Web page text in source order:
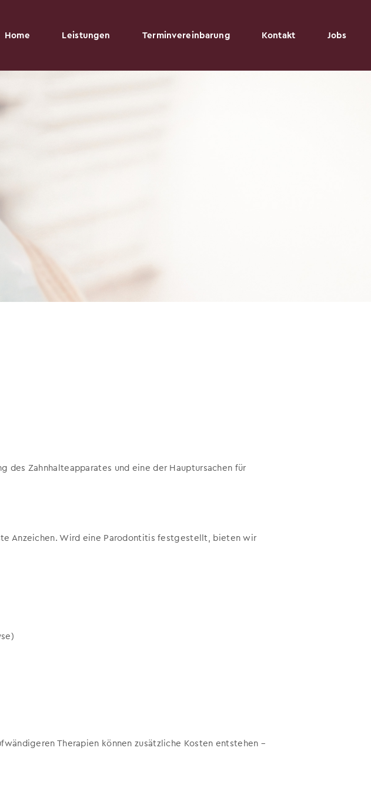
Home Leistungen Terminvereinbarung Kontakt Jobs
des Zahnhalteapparates und eine der Hauptursachen für
Anzeichen. Wird eine Parodontitis festgestellt, bieten wir
Therapien können zusätzliche Kosten entstehen –